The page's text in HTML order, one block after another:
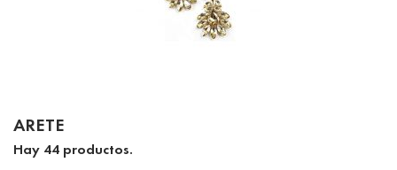
ARETE
Hay 44 productos.